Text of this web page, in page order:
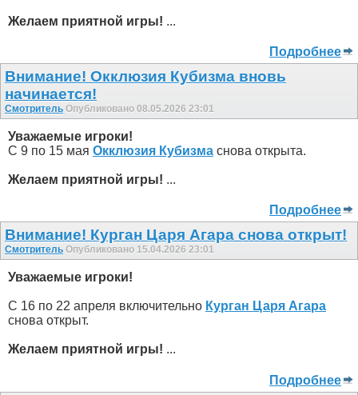
Желаем приятной игры! ...
Подробнее
Внимание! Окклюзия Кубизма внoвь
начинается!
Смотритель Опубликовано 08.05.2026 23:01
Уважаемые игроки!
С 9 по 15 мая Окклюзия Кубизма снова открыта.
Желаем приятной игры! ...
Подробнее
Внимание! Курган Царя Агара снова открыт!
Смотритель Опубликовано 15.04.2026 23:01
Уважаемые игроки!
С 16 по 22 апреля включительно Курган Царя Агара
снова открыт.
Желаем приятной игры! ...
Подробнее